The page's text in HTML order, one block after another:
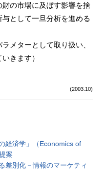
財の市場に及ぼす影響を捨
として一旦分析を進める
メターとして取り扱い、
きます）
(2003.10)
経済学」（Economics of
案
差別化－情報のマーケティ